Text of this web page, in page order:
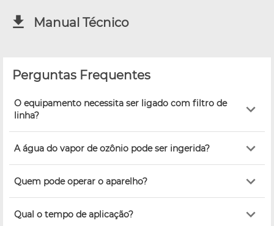
Manual Técnico
Perguntas Frequentes
O equipamento necessita ser ligado com filtro de
linha?
A água do vapor de ozônio pode ser ingerida?
Quem pode operar o aparelho?
Qual o tempo de aplicação?